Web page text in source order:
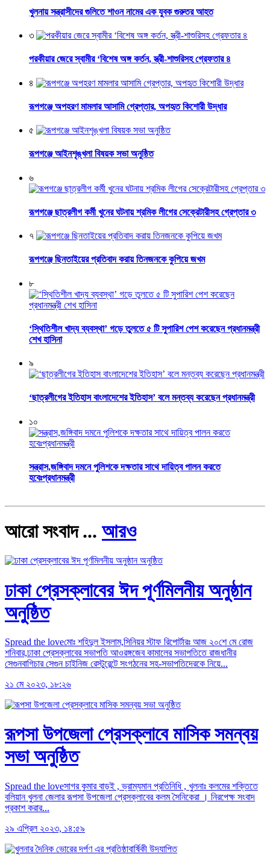
খুলনায় সন্ত্রাসীদের গুলিতে শাওন নামের এক যুবক গুরুতর আহত
৩
পরকীয়ার জেরে স্বামীর ‘বিশেষ অঙ্গ কর্তন, স্ত্রী-শাশুরিসহ গ্রেফতার ৪
৪
রূপগঞ্জে অপহরণ মামলার আসামি গ্রেপ্তার, অপহৃত কিশোরী উদ্ধার
৫
রূপগঞ্জে আইনশৃঙ্খলা বিষয়ক সভা অনুষ্ঠিত
৬
রূপগঞ্জে ছাত্রলীগ কর্মী খুনের ঘটনায় শ্রমিক লীগের সেক্রেটারীসহ গ্রেপ্তার ৩
৭
রূপগঞ্জে ছিনতাইয়ের প্রতিবাদ করায় তিনজনকে কুপিয়ে জখম
৮
‘স্থিতিশীল খাদ্য ব্যবস্থা’ গড়ে তুলতে ৫ টি সুপারিশ পেশ করেছেন প্রধানমন্ত্রী
শেখ হাসিনা
৯
‘ছাত্রলীগের ইতিহাস বাংলাদেশের ইতিহাস’ বলে মন্তব্য করেছেন প্রধানমন্ত্রী
১০
সন্ত্রাস,জঙ্গিবাদ দমনে পুলিশকে দক্ষতার সাথে দায়িত্ব পালন করতে
হবেঃপ্রধানমন্ত্রী
আরো সংবাদ ... আরও
ঢাকা প্রেসক্লাবের ঈদ পূর্ণমিলনীয় অনুষ্ঠান
অনুষ্ঠিত
Spread the loveমোঃ শহিদুল ইসলাম,সিনিয়র স্টাফ রিপোর্টারঃ আজ ২০শে মে রোজ
শনিবার,ঢাকা প্রেসক্লাবের সভাপতি আওরঙ্গজেব কামালের সভাপতিতে রাজধানীর
সেগুনবাগিচার সেগুন চাইনিজ রেস্টুরেন্টে সংগঠনের সহ-সভাপতিদেরকে নিয়ে...
২১ মে ২০২৩, ১৮:২৬
রূপসা উপজেলা প্রেসক্লাবে মাসিক সমন্বয়
সভা অনুষ্ঠিত
Spread the loveসাগর কুমার বাড়ই , ভ্রাম্যমান প্রতিনিধি , খুলনাঃ কলমের শক্তিতে
বলিয়ান খুলনা জেলার রূপসা উপজেলা প্রেসক্লাবের কলম সৈনিকেরা । নিরপেক্ষ সংবাদ
প্রকাশ করার...
২৯ এপ্রিল ২০২৩, ১৪:৫৯